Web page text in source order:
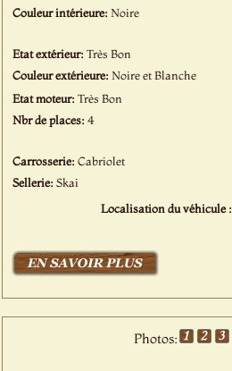
Couleur intérieure:Noire
Etat extérieur:Très Bon
Couleur extérieure:Noire et Blanche
Etat moteur:Très Bon
Nbr de places:4
Carrosserie:Cabriolet
Sellerie:Skai
Localisation du véhicule :
Photos: